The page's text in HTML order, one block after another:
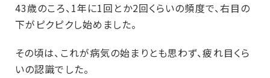
43歳のころ、1年に1回とか2回くらいの頻度で、右目の
下がピクピクし始めました。
その頃は、これが病気の始まりとも思わず、疲れ目くら
いの認識でした。